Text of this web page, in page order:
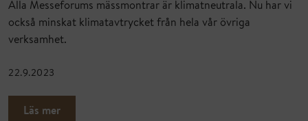
Alla Messeforums mässmontrar är klimatneutrala. Nu har vi
också minskat klimatavtrycket från hela vår övriga
verksamhet.
22.9.2023
Läs mer